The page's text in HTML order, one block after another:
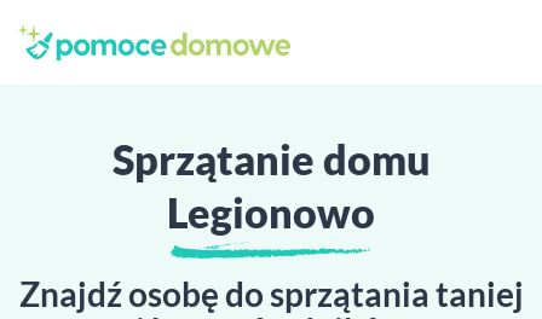
Sprzątanie domu
Legionowo
Znajdź osobę do sprzątania taniej